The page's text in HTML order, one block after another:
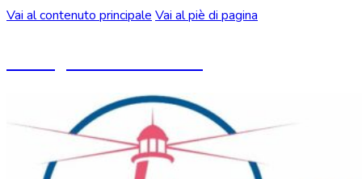
Vai al contenuto principale Vai al piè di pagina